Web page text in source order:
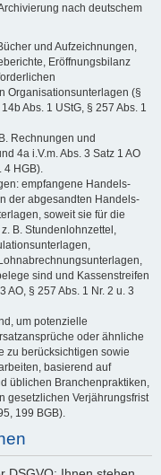
nach deutschem
und Aufzeichnungen,
Eröffnungsbilanz
Organisationsunterlagen (§
Abs. 1 UStG, § 257 Abs. 1
Rechnungen und
4a i.V.m. Abs. 3 Satz 1 AO
4 HGB).
empfangene Handels-
der abgesandten Handels-
soweit sie für die
B. Stundenlohnzettel,
sind und Kassenstreifen
AO, § 257 Abs. 1 Nr. 2 u. 3
um potenzielle
oder ähnliche
zu berücksichtigen sowie
basierend auf
üblichen Branchenpraktiken,
gesetzlichen Verjährungsfrist
199 BGB).